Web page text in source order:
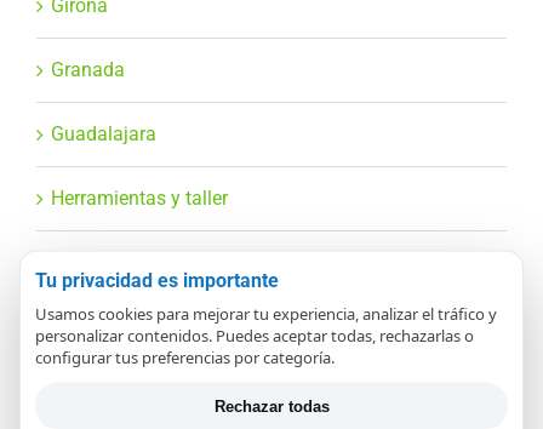
Girona
Granada
Guadalajara
Herramientas y taller
Huesca
Tu privacidad es importante
Usamos cookies para mejorar tu experiencia, analizar el tráfico y
personalizar contenidos. Puedes aceptar todas, rechazarlas o
configurar tus preferencias por categoría.
Rechazar todas